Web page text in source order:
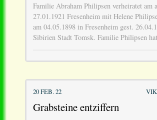
Familie Abraham Philipsen verheiratet am
27.01.1921 Fresenheim mit Helene
am 04.05.1898 in Fresenheim gest.
Sibirien Stadt Tomsk. Familie Philipsen
20 FEB. 22
Grabsteine entziffern